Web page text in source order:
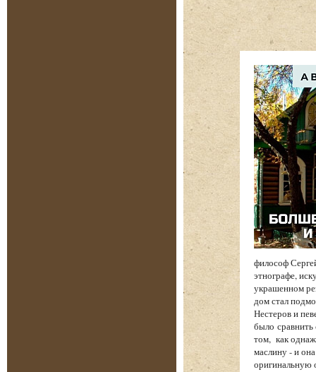
философ
этнографе,
украшенном
дом стал
Нестеров и
было
том, как
маслину - и
оригинальную